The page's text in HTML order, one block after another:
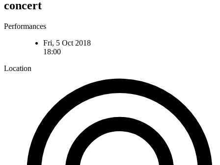
concert
Performances
Fri, 5 Oct 2018
18:00
Location